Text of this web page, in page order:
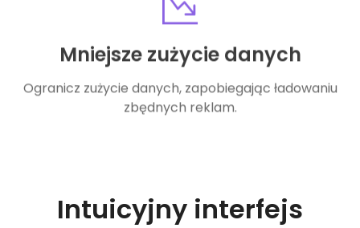
Mniejsze zużycie danych
Ogranicz zużycie danych, zapobiegając ładowaniu
zbędnych reklam.
Intuicyjny interfejs